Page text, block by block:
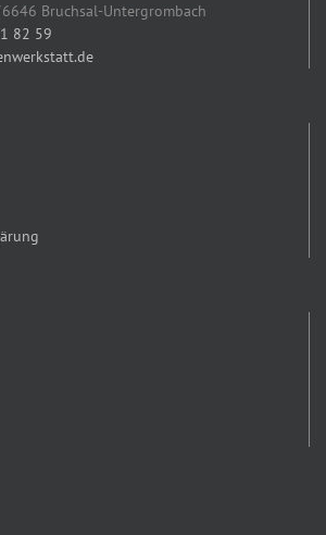
Bruchsal-Untergrombach
82 59